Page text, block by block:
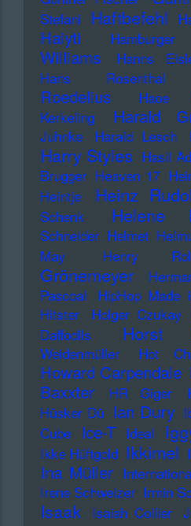
Stefani Haftbefehl
Haiyti
Williams
Hanns
Hans Rosenthal
Roedelius
Haoe
Kerkeling
Harald
Juhnke
Harald Lesch
Harry Styles Hasil
Brugger Heaven 17
Heintje
Heinz
Schenk
Helene
Schneider Helmet
May
Henry
Grönemeyer
Pascoal
HipHop Made
Hitster
Holger Czukay
Daffodils
Horst
Weidenmüller
Hot
Howard Carpendale
Baxxter
HR Giger
Hüsker Dü Ian Dury
Cube
Ice-T Ideal
Ikke Hüftgold Ikkimel
Ina Müller
Irene Schweizer Irmin
Isaak Isaiah Collier